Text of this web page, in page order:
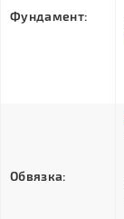
Фундамент:
Обвязка: